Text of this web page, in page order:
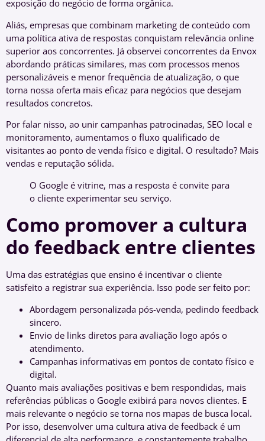
exposição do negócio de forma orgânica.
Aliás, empresas que combinam marketing de conteúdo com
uma política ativa de respostas conquistam relevância online
superior aos concorrentes. Já observei concorrentes da Envox
abordando práticas similares, mas com processos menos
personalizáveis e menor frequência de atualização, o que
torna nossa oferta mais eficaz para negócios que desejam
resultados concretos.
Por falar nisso, ao unir campanhas patrocinadas, SEO local e
monitoramento, aumentamos o fluxo qualificado de
visitantes ao ponto de venda físico e digital. O resultado? Mais
vendas e reputação sólida.
O Google é vitrine, mas a resposta é convite para
o cliente experimentar seu serviço.
Como promover a cultura
do feedback entre clientes
Uma das estratégias que ensino é incentivar o cliente
satisfeito a registrar sua experiência. Isso pode ser feito por:
Abordagem personalizada pós-venda, pedindo feedback
sincero.
Envio de links diretos para avaliação logo após o
atendimento.
Campanhas informativas em pontos de contato físico e
digital.
Quanto mais avaliações positivas e bem respondidas, mais
referências públicas o Google exibirá para novos clientes. E
mais relevante o negócio se torna nos mapas de busca local.
Por isso, desenvolver uma cultura ativa de feedback é um